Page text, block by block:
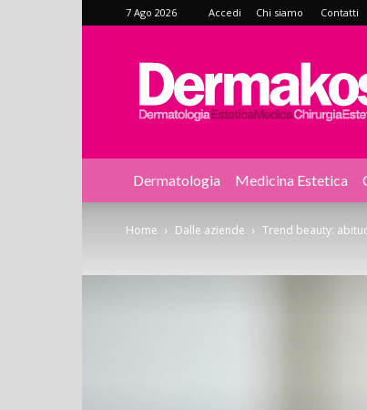
7 Ago 2026 Accedi Chi siamo Contatti
Dermakos
Dermatologia Medicina Estetica
Home Dalle aziende Trend beauty: